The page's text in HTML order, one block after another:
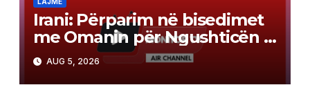
Irani: Përparim në bisedimet
me Omanin për Ngushticën e
Hormuzit
AUG 5, 2026